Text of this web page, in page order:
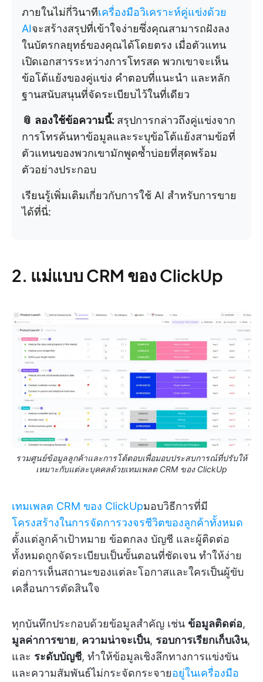
ภายในไม่กี่วินาทีเครื่องมือวิเคราะห์คู่แข่งด้วย
AIจะสร้างสรุปที่เข้าใจง่ายซึ่งคุณสามารถฝังลง
ในบัตรกลยุทธ์ของคุณได้โดยตรง เมื่อตัวแทน
เปิดเอกสารระหว่างการโทรสด พวกเขาจะเห็น
ข้อโต้แย้งของคู่แข่ง คำตอบที่แนะนำ และหลัก
ฐานสนับสนุนที่จัดระเบียบไว้ในที่เดียว
📎 ลองใช้ข้อความนี้: สรุปการกล่าวถึงคู่แข่งจาก
การโทรค้นหาข้อมูลและระบุข้อโต้แย้งสามข้อที่
ตัวแทนของพวกเขามักพูดซ้ำบ่อยที่สุดพร้อม
ตัวอย่างประกอบ
เรียนรู้เพิ่มเติมเกี่ยวกับการใช้ AI สำหรับการขาย
ได้ที่นี่:
2. แม่แบบ CRM ของ ClickUp
รวมศูนย์ข้อมูลลูกค้าและการโต้ตอบเพื่อมอบประสบการณ์ที่ปรับให้
เหมาะกับแต่ละบุคคลด้วยเทมเพลต CRM ของ ClickUp
เทมเพลต CRM ของ ClickUpมอบวิธีการที่มี
โครงสร้างในการจัดการวงจรชีวิตของลูกค้าทั้งหมด
ตั้งแต่ลูกค้าเป้าหมาย ข้อตกลง บัญชี และผู้ติดต่อ
ทั้งหมดถูกจัดระเบียบเป็นขั้นตอนที่ชัดเจน ทำให้ง่าย
ต่อการเห็นสถานะของแต่ละโอกาสและใครเป็นผู้ขับ
เคลื่อนการตัดสินใจ
ทุกบันทึกประกอบด้วยข้อมูลสำคัญ เช่น ข้อมูลติดต่อ,
มูลค่าการขาย, ความน่าจะเป็น, รอบการเรียกเก็บเงิน,
และ ระดับบัญชี, ทำให้ข้อมูลเชิงลึกทางการแข่งขัน
และความสัมพันธ์ไม่กระจัดกระจายอยู่ในเครื่องมือ